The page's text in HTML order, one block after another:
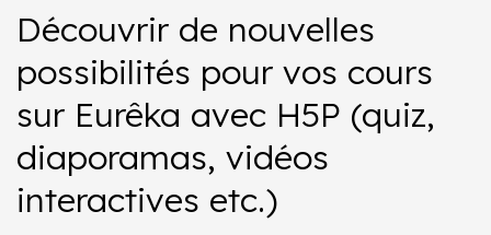
Découvrir de nouvelles
possibilités pour vos cours
sur Eurêka avec H5P (quiz,
diaporamas, vidéos
interactives etc.)